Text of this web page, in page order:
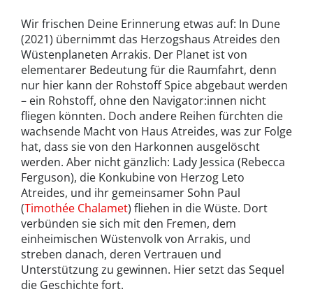
Wir frischen Deine Erinnerung etwas auf: In Dune
(2021) übernimmt das Herzogshaus Atreides den
Wüstenplaneten Arrakis. Der Planet ist von
elementarer Bedeutung für die Raumfahrt, denn
nur hier kann der Rohstoff Spice abgebaut werden
– ein Rohstoff, ohne den Navigator:innen nicht
fliegen könnten. Doch andere Reihen fürchten die
wachsende Macht von Haus Atreides, was zur Folge
hat, dass sie von den Harkonnen ausgelöscht
werden. Aber nicht gänzlich: Lady Jessica (Rebecca
Ferguson), die Konkubine von Herzog Leto
Atreides, und ihr gemeinsamer Sohn Paul
(Timothée Chalamet) fliehen in die Wüste. Dort
verbünden sie sich mit den Fremen, dem
einheimischen Wüstenvolk von Arrakis, und
streben danach, deren Vertrauen und
Unterstützung zu gewinnen. Hier setzt das Sequel
die Geschichte fort.